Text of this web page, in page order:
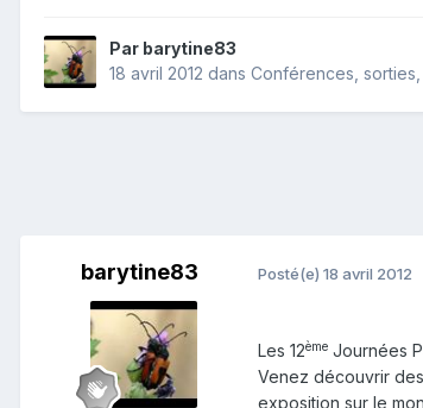
Par barytine83
18 avril 2012 dans Conférences,
barytine83 Posté(e) 18 avril 2012
Les 12ème Journées
Venez découvrir
exposition sur le